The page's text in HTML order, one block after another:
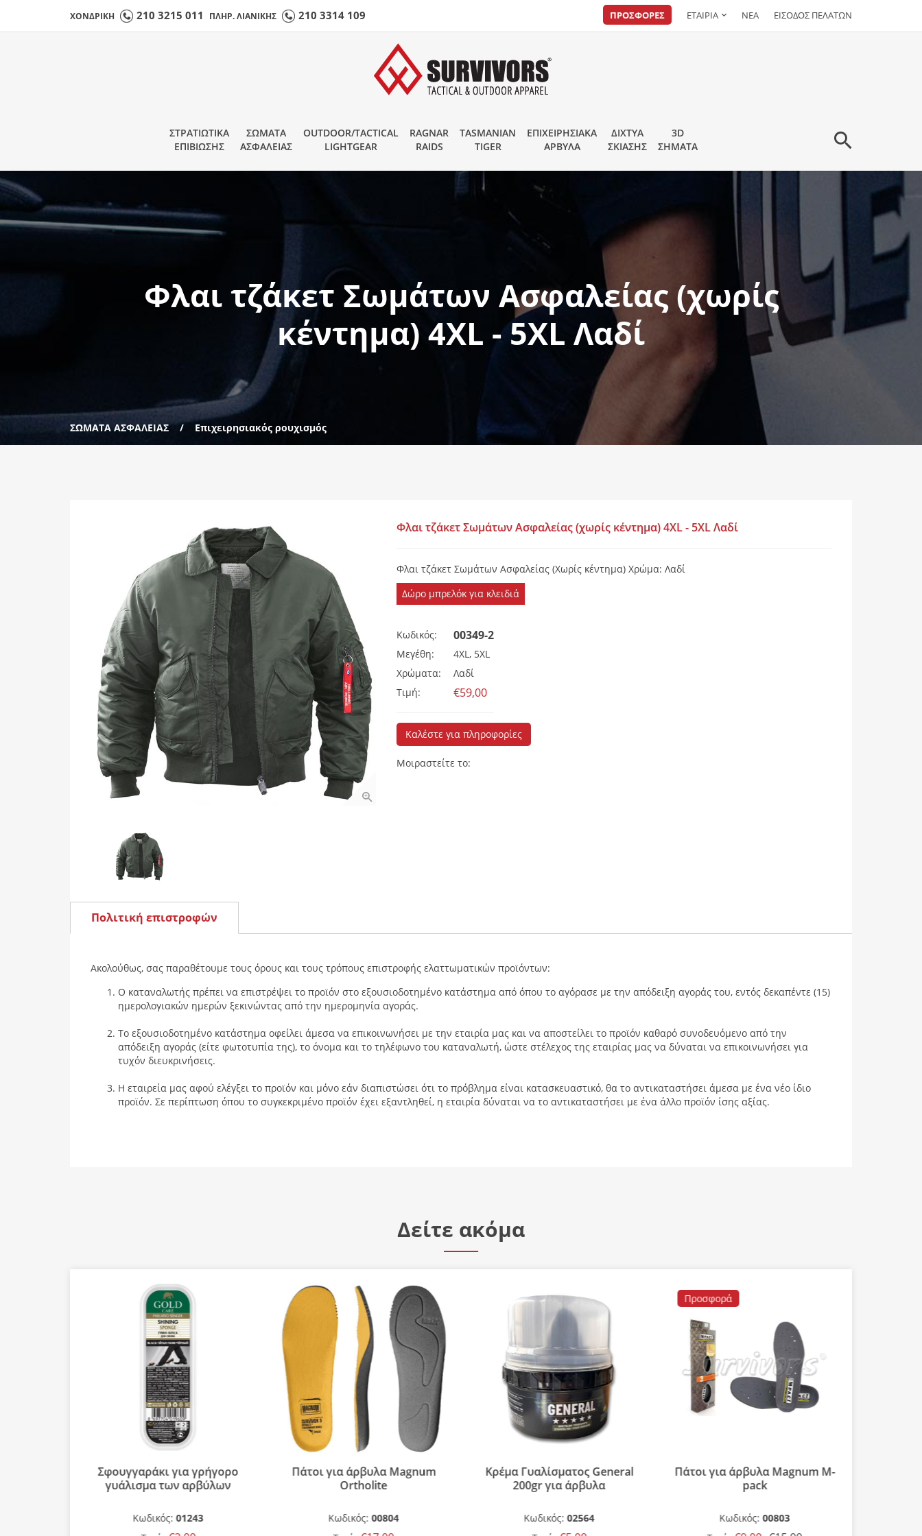
ΧΟΝΔΡΙΚΗ 210 3215 011 ΠΛΗΡ. ΛΙΑΝΙΚΗΣ 210 3314 109 ΠΡΟΣΦΟΡΕΣ ΕΤΑΙΡΙΑ ΝΕΑ ΕΙΣΟΔΟΣ ΠΕΛΑΤΩΝ
ΣΤΡΑΤΙΩΤΙΚΑ
ΕΠΙΒΙΩΣΗΣ
ΣΩΜΑΤΑ
ΑΣΦΑΛΕΙΑΣ
OUTDOOR/TACTICAL
LIGHTGEAR
RAGNAR
RAIDS
TASMANIAN
TIGER
ΕΠΙΧΕΙΡΗΣΙΑΚΑ
ΑΡΒΥΛΑ
ΔΙΧΤΥΑ
ΣΚΙΑΣΗΣ
3D
ΣΗΜΑΤΑ
Φλαι τζάκετ Σωμάτων Ασφαλείας (χωρίς
κέντημα) 4XL - 5XL Λαδί
ΣΩΜΑΤΑ ΑΣΦΑΛΕΙΑΣ Επιχειρησιακός ρουχισμός
Φλαι τζάκετ Σωμάτων Ασφαλείας (χωρίς κέντημα) 4XL - 5XL Λαδί
Φλαι τζάκετ Σωμάτων Ασφαλείας (Χωρίς κέντημα) Χρώμα: Λαδί
Δώρο μπρελόκ για κλειδιά
Κωδικός: 00349-2
Μεγέθη:
4XL, 5XL
Χρώματα:
Λαδί
Τιμή:
€59,00
Καλέστε για πληροφορίες
Μοιραστείτε το:
Πολιτική επιστροφών
Ακολούθως, σας παραθέτουμε τους όρους και τους τρόπους επιστροφής ελαττωματικών προϊόντων:
Ο καταναλωτής πρέπει να επιστρέψει το προϊόν στο εξουσιοδοτημένο κατάστημα από όπου το αγόρασε με την απόδειξη αγοράς του, εντός δεκαπέντε (15)
ημερολογιακών ημερών ξεκινώντας από την ημερομηνία αγοράς.
Το εξουσιοδοτημένο κατάστημα οφείλει άμεσα να επικοινωνήσει με την εταιρία μας και να αποστείλει το προϊόν καθαρό συνοδευόμενο από την
απόδειξη αγοράς (είτε φωτοτυπία της), το όνομα και το τηλέφωνο του καταναλωτή, ώστε στέλεχος της εταιρίας μας να δύναται να επικοινωνήσει για
τυχόν διευκρινήσεις.
Η εταιρεία μας αφού ελέγξει το προϊόν και μόνο εάν διαπιστώσει ότι το πρόβλημα είναι κατασκευαστικό, θα το αντικαταστήσει άμεσα με ένα νέο ίδιο
προϊόν. Σε περίπτωση όπου το συγκεκριμένο προϊόν έχει εξαντληθεί, η εταιρία δύναται να το αντικαταστήσει με ένα άλλο προϊόν ίσης αξίας.
Δείτε ακόμα
Σφουγγαράκι για γρήγορο
γυάλισμα των αρβύλων
Κωδικός: 01243
Πάτοι για άρβυλα Magnum
Ortholite
Κωδικός: 00804
Κρέμα Γυαλίσματος General
200gr για άρβυλα
Κωδικός: 02564
Προσφορά
Πάτοι για άρβυλα Magnum M-
pack
Κωδικός: 00803